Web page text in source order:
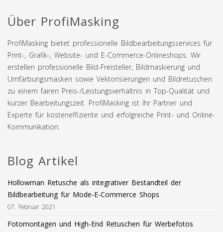
Über ProfiMasking
ProfiMasking bietet professionelle Bildbearbeitungsservices für
Print-, Grafik-, Website- und E-Commerce-Onlineshops. Wir
erstellen professionelle Bild-Freisteller, Bildmaskierung und
Umfärbungsmasken sowie Vektorisierungen und Bildretuschen
zu einem fairen Preis-/Leistungsverhältnis in Top-Qualität und
kurzer Bearbeitungszeit. ProfiMasking ist Ihr Partner und
Experte für kosteneffiziente und erfolgreiche Print- und Online-
Kommunikation.
Blog Artikel
Hollowman Retusche als integrativer Bestandteil der
Bildbearbeitung für Mode-E-Commerce Shops
07. Februar 2021
Fotomontagen und High-End Retuschen für Werbefotos